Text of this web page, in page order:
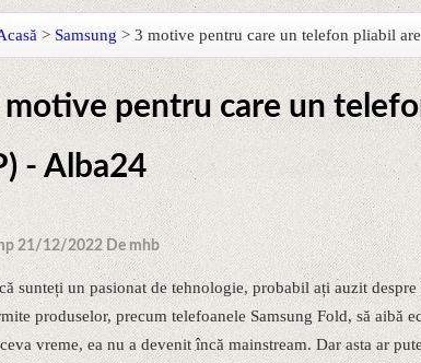
> Samsung > 3 motive pentru care un telefon pliabil
motive pentru care un
- Alba24
21/12/2022 De mhb
sunteți un pasionat de tehnologie, probabil ați auzit
produselor, precum telefoanele Samsung Fold, să aibă
vreme, ea nu a devenit încă mainstream. Dar asta ar